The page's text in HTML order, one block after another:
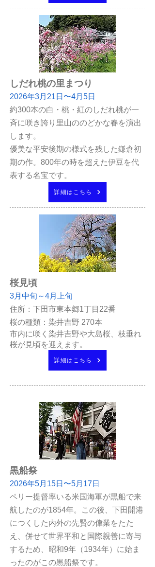
しだれ桃の里まつり
2026年3月21日〜4月5日
約300本の白・桃・紅のしだれ桃が一
斉に咲き誇り里山ののどかな春を演出
します。
優美な平安後期の様式を残した鎌倉初
期の作。800年の時を超えた伊豆を代
表する名宝です。
詳細はこちら
桜見頃
3月中旬～4月上旬
住所：下田市東本郷1丁目22番
桜の種類：染井吉野 270本
市内に咲く染井吉野や大島桜、枝垂れ
桜が見頃を迎えます。
詳細はこちら
黒船祭
2026年5月15日〜5月17日
ペリー提督率いる米国海軍が黒船で来
航したのが1854年。この後、下田開港
につくした内外の先賢の偉業をたた
え、併せて世界平和と国際親善に寄与
するため、昭和9年（1934年）に始ま
ったのがこの黒船祭です。